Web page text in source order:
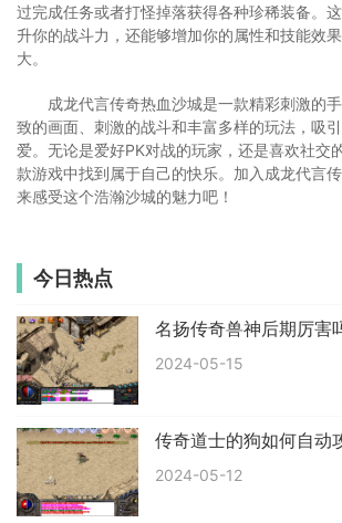
过完成任务或者打怪掉落获得各种珍稀装备。
升你的战斗力，还能够增加你的属性和技能效
大。
成龙代言传奇热血沙城是一款精彩刺激的
致的画面、刺激的战斗和丰富多样的玩法，吸
爱。无论是爱好PK对战的玩家，还是喜欢社交
款游戏中找到属于自己的快乐。加入成龙代言
来感受这个浩瀚沙城的魅力吧！
今日热点
名扬传奇兽神后期厉害
2024-05-15
传奇道士的狗如何自动
2024-05-12